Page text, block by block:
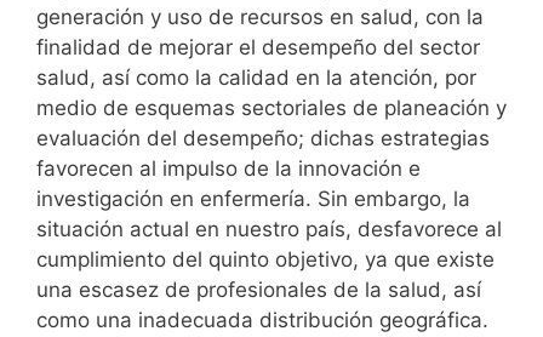
generación y uso de recursos en salud, con la
finalidad de mejorar el desempeño del sector
salud, así como la calidad en la atención, por
medio de esquemas sectoriales de planeación y
evaluación del desempeño; dichas estrategias
favorecen al impulso de la innovación e
investigación en enfermería. Sin embargo, la
situación actual en nuestro país, desfavorece al
cumplimiento del quinto objetivo, ya que existe
una escasez de profesionales de la salud, así
como una inadecuada distribución geográfica.